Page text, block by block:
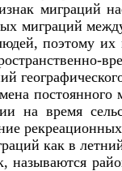
миграций
миграций
поэтому
постоянного
время
как в
называются